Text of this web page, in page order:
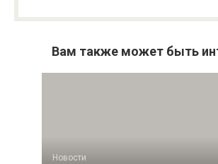
Вам также может быть
Новости